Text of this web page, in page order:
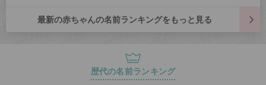
最新の赤ちゃんの名前ランキングをもっと見る
歴代の名前ランキング